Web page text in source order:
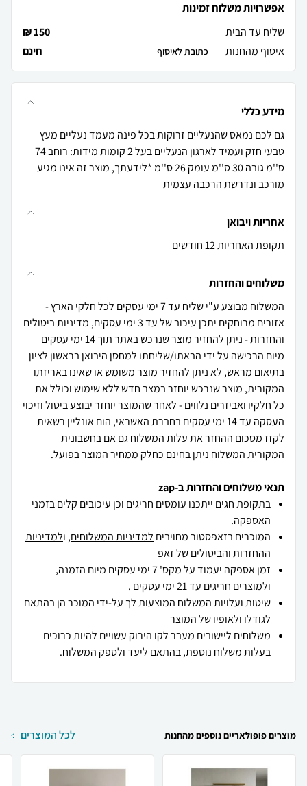
אפשרויות משלוח זמינות
שליח עד הבית
150 ₪
איסוף מהחנות
חינם כתובת לאיסוף
מידע כללי
גם לכם נמאס שהנעליים זרוקות בכל פינה מעמד נעליים מעץ
טבעי חזק ועמיד לארגון הנעליים בעל 2 קומות מידות: רוחב 74
ס''מ גובה 30 ס''מ עומק 26 ס''מ *לידעתך, מוצר זה אינו מגיע
מורכב ונדרשת הרכבה עצמית
אחריות ויבואן
תקופת האחריות 12 חודשים
משלוחים והחזרות
המשלוח מבוצע ע"י שליח עד 7 ימי עסקים לכל חלקי הארץ -
אזורים מרוחקים יתכן עיכוב של עד 3 ימי עסקים, מדיניות ביטולים
והחזרות - ניתן להחזיר מוצר שנרכש באתר תוך 14 ימי עסקים
מיום הרכישה על ידי הבאתו/שליחתו למחסן היבואן בראשון לציון
בתיאום מראש, לא ניתן להחזיר מוצר משומש או שאינו באריזתו
המקורית, מוצר שנרכש יוחזר במצב חדש ללא שימוש וכולל את
כל חלקיו ואביזרים נלווים - לאחר שהמוצר יוחזר יבוצע ביטול וזיכוי
העסקה עד 14 ימי עסקים בחברת האשראי, הום אונליין רשאית
לקזז מסכום ההחזר את עלות המשלוח גם אם בחשבונית
המקורית המשלוח ניתן בחינם כחלק ממחיר המוצר בפועל.
תנאי משלוחים והחזרות ב-zap
בתקופת חגים ייתכנו עומסים חריגים וכן עיכובים קלים בזמני
האספקה.
המוכרים בזאפסטור מחויבים למדיניות המשלוחים, ולמדיניות
ההחזרות והביטוליםשל זאפ
זמן אספקה יעמוד על מקס' 7 ימי עסקים מיום הזמנה,
ולמוצרים חריגים עד 21 ימי עסקים .
שיטות ועלויות המשלוח המוצעות לך על-ידי המוכר הן בהתאם
לגודלו ולאופיו של המוצר
משלוחים ליישובים מעבר לקו הירוק עשויים להיות כרוכים
בעלות משלוח נוספת, בהתאם ליעד ולספק המשלוח.
מוצרים פופולאריים נוספים מהחנות לכל המוצרים